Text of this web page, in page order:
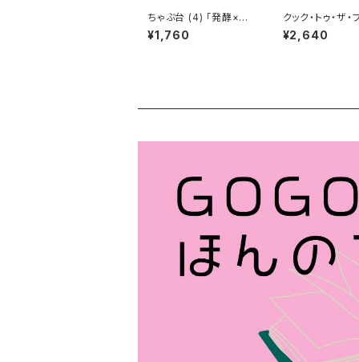
ちゃぶ台 (4) 「発酵×経
済」号
¥1,760
クック・トゥ・ザ・
チャー 3Dフード
ターが予測する
¥2,640